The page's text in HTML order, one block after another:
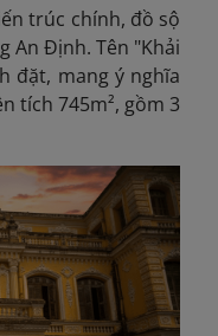
trúc chính, đồ sộ
An Định. Tên "Khải
đặt, mang ý nghĩa
tích 745m², gồm 3